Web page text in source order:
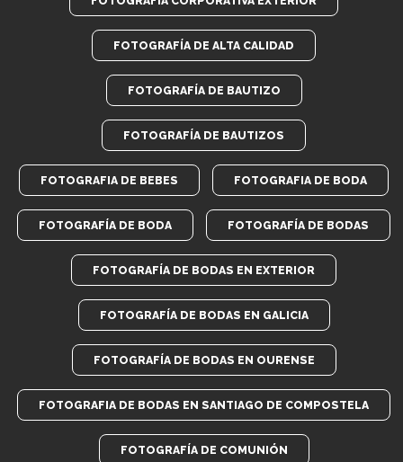
FOTOGRAFÍA DE ALTA CALIDAD
FOTOGRAFÍA DE BAUTIZO
FOTOGRAFÍA DE BAUTIZOS
FOTOGRAFIA DE BEBES FOTOGRAFIA DE BODA
FOTOGRAFÍA DE BODA FOTOGRAFÍA DE BODAS
FOTOGRAFÍA DE BODAS EN EXTERIOR
FOTOGRAFÍA DE BODAS EN GALICIA
FOTOGRAFÍA DE BODAS EN OURENSE
FOTOGRAFIA DE BODAS EN SANTIAGO DE COMPOSTELA
FOTOGRAFÍA DE COMUNIÓN